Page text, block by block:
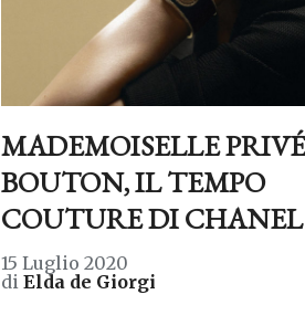
MADEMOISELLE PRIVÉ
BOUTON, IL TEMPO
COUTURE DI CHANEL
15 Luglio 2020
di Elda de Giorgi